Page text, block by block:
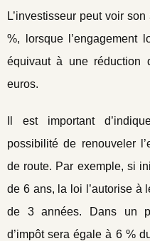
L’investisseur peut voir
%, lorsque l’engagement
équivaut à une réduction
euros.
Il est important
possibilité de renouveler
de route. Par exemple, si
de 6 ans, la loi l’autorise à
de 3 années. Dans un
d’impôt sera égale à 6 %